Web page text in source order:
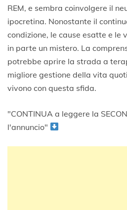
REM, e sembra coinvolgere il
ipocretina. Nonostante il
condizione, le cause esatte e le
in parte un mistero. La
potrebbe aprire la strada a
migliore gestione della vita
vivono con questa sfida.
"CONTINUA a leggere la
l'annuncio"